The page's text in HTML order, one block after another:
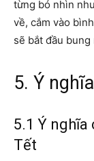
từng bó nhìn
về, cắm vào
sẽ bắt đầu
5. Ý
5.1 Ý
Tết